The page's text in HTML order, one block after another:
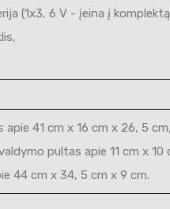
(1x3, 6 V - įeina į
apie 41 cm x 16 cm x 26, 5 cm,
pultas apie 11 cm x 10
44 cm x 34, 5 cm x 9 cm.